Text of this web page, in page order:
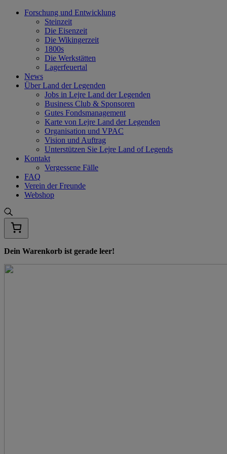
Skip
Forschung und Entwicklung
Steinzeit
Die Eisenzeit
Die Wikingerzeit
1800s
Die Werkstätten
Lagerfeuertal
News
Über Land der Legenden
Jobs in Lejre Land der Legenden
Business Club & Sponsoren
Gutes Fondsmanagement
Karte von Lejre Land der Legenden
Organisation und VPAC
Vision und Auftrag
Unterstützen Sie Lejre Land of Legends
Kontakt
Vergessene Fälle
FAQ
Verein der Freunde
Webshop
Dein Warenkorb ist gerade leer!